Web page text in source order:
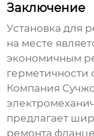
Заключение
Установка для
на месте
экономичным
Компания
предлагает
ремонта